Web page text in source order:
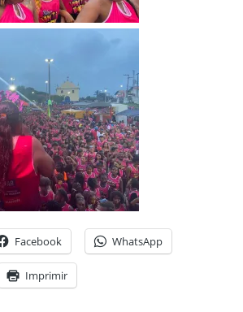
Facebook WhatsApp
Imprimir